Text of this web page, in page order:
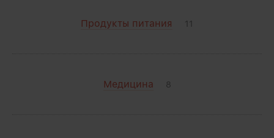
Продукты питания 11
Медицина 8